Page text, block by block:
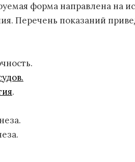
форма направлена на
Перечень показаний
.